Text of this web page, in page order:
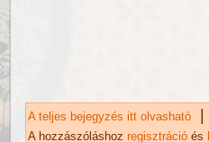
A teljes bejegyzés itt olvasható
A hozzászóláshoz regisztráció és